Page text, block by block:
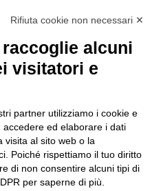
Finanziamenti e bandi
News & Eventi
Rifiuta cookie non necessari ✕
alcuni
visitatori e
partner utilizziamo i cookie e
ed elaborare i dati
visita al sito web o la
Poiché rispettiamo il tuo diritto
di non consentire alcuni tipi di
per saperne di più.